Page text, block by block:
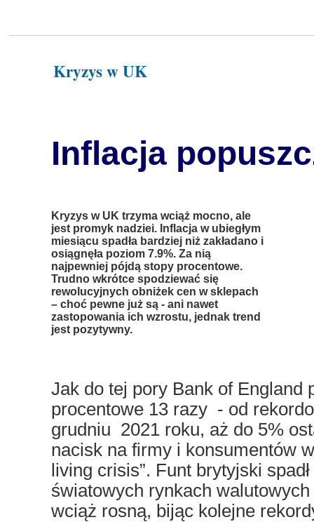
Kryzys w UK
Inflacja
Kryzys w UK trzyma wciąż mocno, ale
jest promyk nadziei. Inflacja w ubiegłym
miesiącu spadła bardziej niż zakładano i
osiągnęła poziom 7.9%. Za nią
najpewniej pójdą stopy procentowe.
Trudno wkrótce spodziewać się
rewolucyjnych obniżek cen w sklepach
– choć pewne już są - ani nawet
zastopowania ich wzrostu, jednak trend
jest pozytywny.
Jak do tej pory Bank of England
procentowe 13 razy - od
grudniu 2021 roku, aż do 5%
nacisk na firmy i konsumentów
living crisis”. Funt brytyjski
światowych rynkach
wciąż rosną, bijąc kolejne